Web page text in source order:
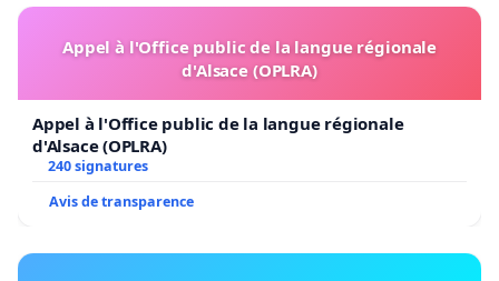
Appel à l'Office public de la langue régionale
d'Alsace (OPLRA)
Appel à l'Office public de la langue régionale
d'Alsace (OPLRA)
240 signatures
Avis de transparence